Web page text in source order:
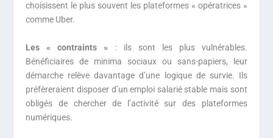
choisissent le plus souvent les plateformes « opératrices »
comme Uber.
Les « contraints » : ils sont les plus vulnérables.
Bénéficiaires de minima sociaux ou sans-papiers, leur
démarche relève davantage d’une logique de survie. Ils
préfèreraient disposer d’un emploi salarié stable mais sont
obligés de chercher de l’activité sur des plateformes
numériques.